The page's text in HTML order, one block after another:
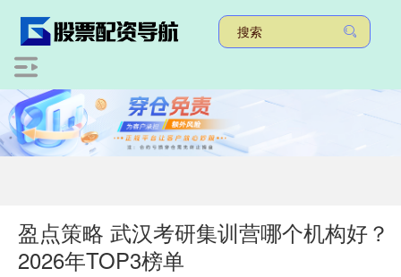
盈点策略 武汉考研集训营哪个机构好？
2026年TOP3榜单